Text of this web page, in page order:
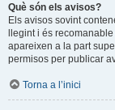
Què són els avisos?
Els avisos sovint
llegint i és
apareixen a la part
permisos per publicar
Torna a l’inici